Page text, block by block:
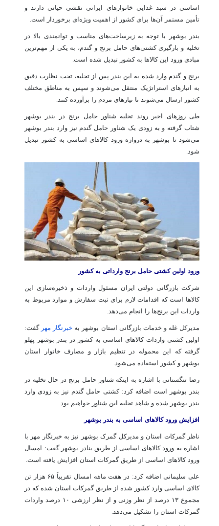
اساسی در سبد غذایی خانوارهای ایرانی نقشی حیاتی دارند و
تأمین مستمر آن‌ها برای کشور از اهمیت ویژه‌ای برخوردار است.
بندر بوشهر با توجه به زیرساخت‌های مناسب و توانمندی بالا در
تخلیه و بارگیری کشتی‌های حامل برنج و گندم، به یکی از مهم‌ترین
مبادی ورود این کالاها به کشور تبدیل شده است.
برنج و گندم وارد شده به این بندر پس از تخلیه، تحت نظارت دقیق
به انبارهای استراتژیک منتقل می‌شوند و سپس به مناطق مختلف
کشور ارسال می‌شوند تا نیازهای مردم را برآورده کنند.
طی روزهای اخیر روند تخلیه شناور حامل برنج در بندر بوشهر
شتاب گرفته و به زودی یک شناور حامل گندم نیز وارد بندر بوشهر
می‌شود تا بوشهر به دروازه ورود کالاهای اساسی به کشور تبدیل
شود.
ورود اولین کشتی حامل برنج وارداتی به کشور
شرکت بازرگانی دولتی ایران مسئول واردات و ذخیره‌سازی این
کالاها است که اقدامات لازم برای ثبت سفارش و موارد مربوط به
واردات این برنج‌ها را انجام می‌دهد.
مدیرکل غله و خدمات بازرگانی استان بوشهر به خبرنگار مهر گفت:
اولین کشتی واردات کالاهای اساسی به کشور در بندر بوشهر پهلو
گرفته که این محموله در تنظیم بازار و مصارف خانوار استان
بوشهر و کشور استفاده می‌شود.
رضا تنگستانی با اشاره به اینکه شناور حامل برنج در حال تخلیه در
بندر بوشهر است اضافه کرد: کشتی حامل گندم نیز به زودی وارد
بندر بوشهر شده و شاهد تخلیه این شناور خواهیم بود.
افزایش ورود کالاهای اساسی به بندر بوشهر
ناظر گمرکات استان و مدیرکل گمرک بوشهر نیز به خبرنگار مهر با
اشاره به ورود کالاهای اساسی از طریق بنادر بوشهر گفت: امسال
ورود کالاهای اساسی از طریق گمرکات استان افزایش یافته است.
علی سلیمانی اضافه کرد: در هفت ماهه امسال تقریباً ۶۵ هزار تن
کالای اساسی وارد کشور شده از طریق گمرکات استان شده که در
مجموع ۱۳ درصد از نظر وزنی و از نظر ارزشی ۱۰ درصد واردات
گمرکات استان را تشکیل می‌دهد.